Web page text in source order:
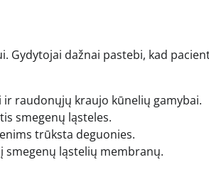
dažnai pastebi, kad
raudonųjų kraujo kūnelių gamybai.
smegenų ląsteles.
trūksta deguonies.
smegenų ląstelių membranų.